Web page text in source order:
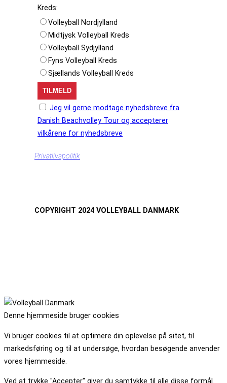
Kreds:
Volleyball Nordjylland
Midtjysk Volleyball Kreds
Volleyball Sydjylland
Fyns Volleyball Kreds
Sjællands Volleyball Kreds
Jeg vil gerne modtage nyhedsbreve fra
Danish Beachvolley Tour og accepterer
vilkårene for nyhedsbreve
Privatlivspolitik
COPYRIGHT 2024 VOLLEYBALL DANMARK
Denne hjemmeside bruger cookies
Vi bruger cookies til at optimere din oplevelse på sitet, til
markedsføring og til at undersøge, hvordan besøgende anvender
vores hjemmeside.
Ved at trykke "Accepter" giver du samtykke til alle disse formål.